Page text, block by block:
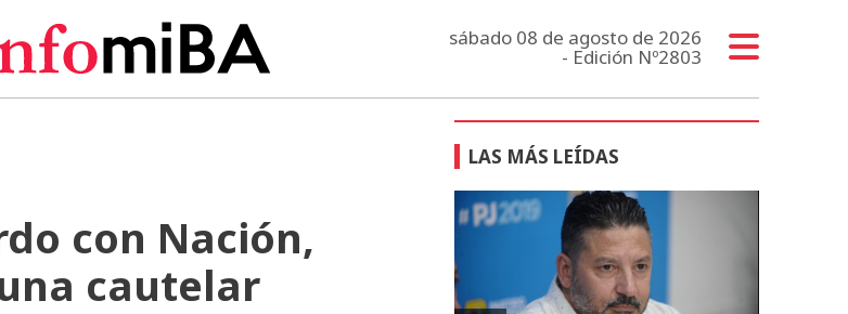
sábado 08 de agosto de 2026
- Edición Nº2803
con Nación,
cautelar
LAS MÁS LEÍDAS